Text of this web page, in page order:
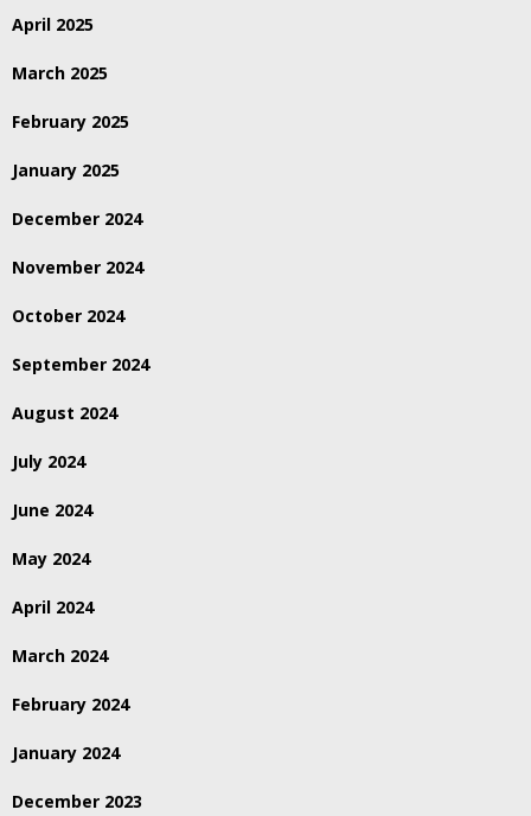
April 2025
March 2025
February 2025
January 2025
December 2024
November 2024
October 2024
September 2024
August 2024
July 2024
June 2024
May 2024
April 2024
March 2024
February 2024
January 2024
December 2023